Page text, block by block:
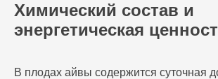
Химический состав и
энергетическая
В плодах айвы содержится суточная